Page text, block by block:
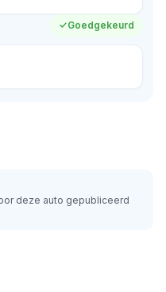
Goedgekeurd
deze auto gepubliceerd